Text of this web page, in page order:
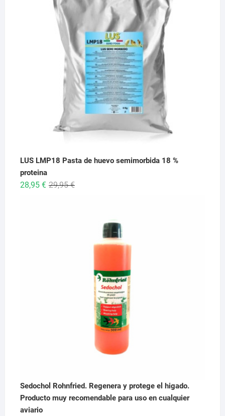
6,95 €
26,95 €
LUS LMP18 Pasta de huevo semimorbida 18 %
proteina
29,95€El
28,95 €
El
Sedochol Rohnfried. Regenera y protege el higado.
Producto muy recomendable para uso en cualquier
aviario